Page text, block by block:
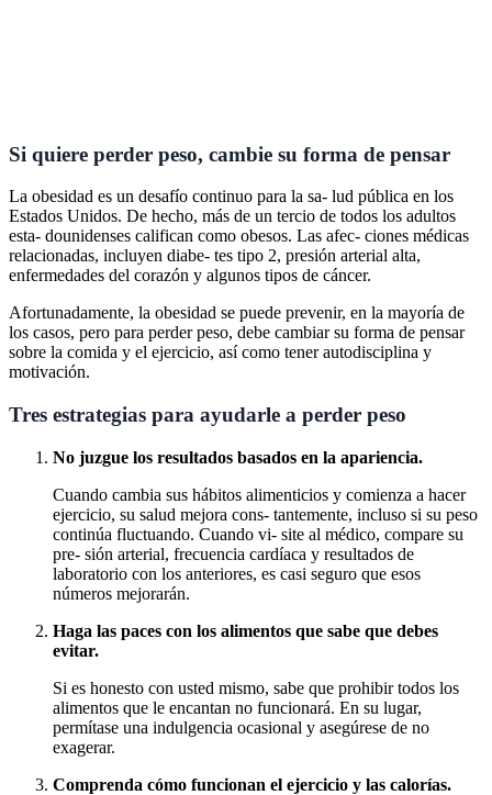
Si quiere perder peso, cambie su forma de pensar
La obesidad es un desafío continuo para la sa- lud pública en los
Estados Unidos. De hecho, más de un tercio de todos los adultos
esta- dounidenses califican como obesos. Las afec- ciones médicas
relacionadas, incluyen diabe- tes tipo 2, presión arterial alta,
enfermedades del corazón y algunos tipos de cáncer.
Afortunadamente, la obesidad se puede prevenir, en la mayoría de
los casos, pero para perder peso, debe cambiar su forma de pensar
sobre la comida y el ejercicio, así como tener autodisciplina y
motivación.
Tres estrategias para ayudarle a perder peso
No juzgue los resultados basados en la apariencia.
Cuando cambia sus hábitos alimenticios y comienza a hacer
ejercicio, su salud mejora cons- tantemente, incluso si su peso
continúa fluctuando. Cuando vi- site al médico, compare su
pre- sión arterial, frecuencia cardíaca y resultados de
laboratorio con los anteriores, es casi seguro que esos
números mejorarán.
Haga las paces con los alimentos que sabe que debes
evitar.
Si es honesto con usted mismo, sabe que prohibir todos los
alimentos que le encantan no funcionará. En su lugar,
permítase una indulgencia ocasional y asegúrese de no
exagerar.
Comprenda cómo funcionan el ejercicio y las calorías.